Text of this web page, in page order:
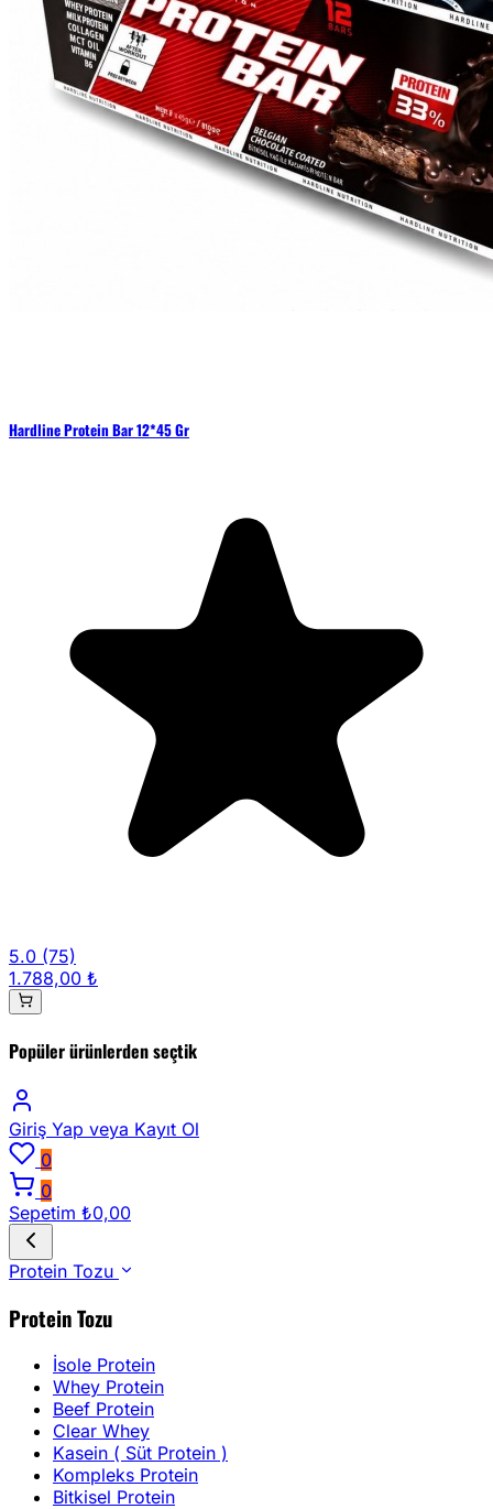
Hardline Protein Bar 12*45 Gr
5.0 (75)
1.788,00 ₺
Popüler ürünlerden seçtik
Giriş Yap veya Kayıt Ol
0
0
Sepetim ₺0,00
Protein Tozu
Protein Tozu
İsole Protein
Whey Protein
Beef Protein
Clear Whey
Kasein ( Süt Protein )
Kompleks Protein
Bitkisel Protein